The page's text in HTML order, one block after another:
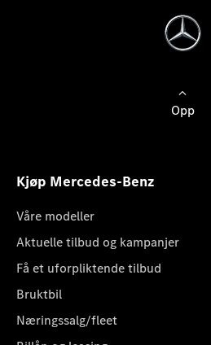
Opp
Kjøp Mercedes-Benz
Våre modeller
Aktuelle tilbud og kampanjer
Få et uforpliktende tilbud
Bruktbil
Næringssalg/fleet